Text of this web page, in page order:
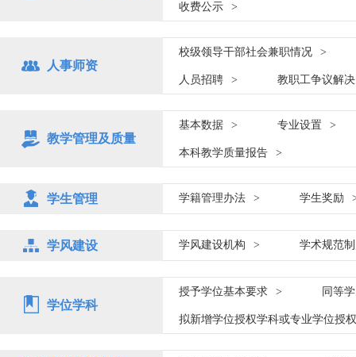
收费公示 >
人事师资
校级领导干部社会兼职情况 >
人员招聘 > 教职工争议解
教学管理及质量
基本数据 > 专业设置 >
本科教学质量报告 >
学生管理 学籍管理办法 > 学生奖励
学风建设 学风建设机构 > 学术规范
学位学科
授予学位基本要求 > 同等
拟新增学位授权学科或专业学位授